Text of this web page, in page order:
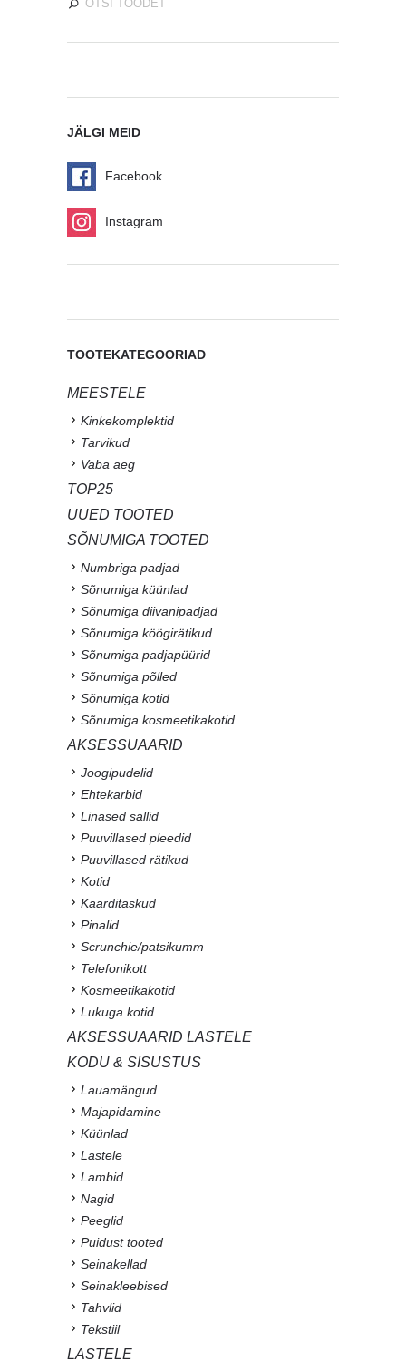
JÄLGI MEID
Facebook
Instagram
TOOTEKATEGOORIAD
MEESTELE
Kinkekomplektid
Tarvikud
Vaba aeg
TOP25
UUED TOOTED
SÕNUMIGA TOOTED
Numbriga padjad
Sõnumiga küünlad
Sõnumiga diivanipadjad
Sõnumiga köögirätikud
Sõnumiga padjapüürid
Sõnumiga põlled
Sõnumiga kotid
Sõnumiga kosmeetikakotid
AKSESSUAARID
Joogipudelid
Ehtekarbid
Linased sallid
Puuvillased pleedid
Puuvillased rätikud
Kotid
Kaarditaskud
Pinalid
Scrunchie/patsikumm
Telefonikott
Kosmeetikakotid
Lukuga kotid
AKSESSUAARID LASTELE
KODU & SISUSTUS
Lauamängud
Majapidamine
Küünlad
Lastele
Lambid
Nagid
Peeglid
Puidust tooted
Seinakellad
Seinakleebised
Tahvlid
Tekstiil
LASTELE